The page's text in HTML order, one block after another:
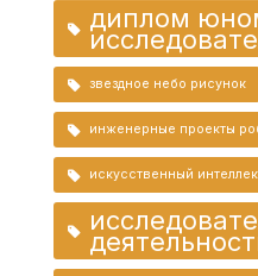
диплом
звездное небо рисунок
инженерные проекты
искусственный